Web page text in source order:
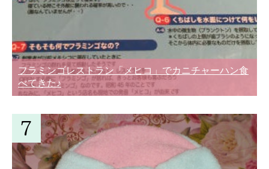
フラミンゴレストラン「メヒコ」でカニチャーハン食
べてきた♪